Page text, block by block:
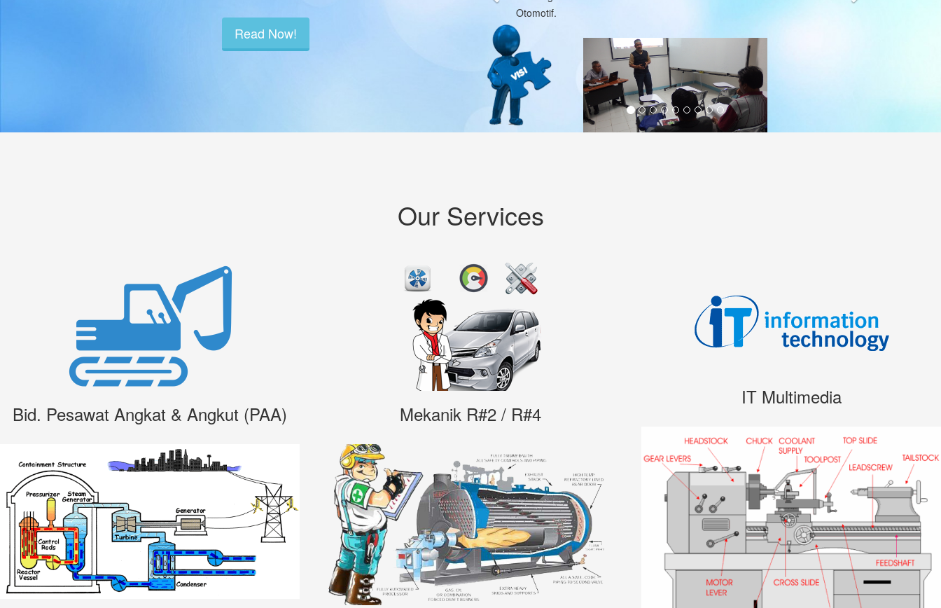
Read Now!
mekanikal dan Jasa penunjang elektrikal (M/E) kontruksi gedung
yang aman, efisien dan ramah lingkungan
Produk jasa waralaba bengkel sepeda motor dan kendaraan
ringan umum terintegrasi dengan pendidikan dan pelatihan untuk
menjamin kepastian berwirausah.
Our Services
Bid. Pesawat Angkat & Angkut (PAA) Mekanik R#2 / R#4
IT Multimedia